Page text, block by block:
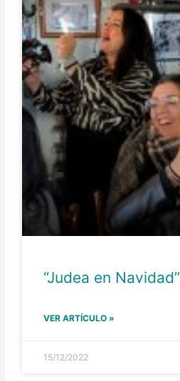
“Judea en Navidad”
VER ARTÍCULO »
15/12/2022